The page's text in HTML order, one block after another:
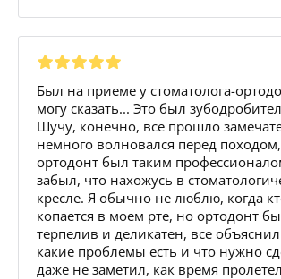
Был на приеме у стоматолога-
могу сказать... Это был
Шучу, конечно, все прошло
немного волновался перед
ортодонт был таким
забыл, что нахожусь в
кресле. Я обычно не люблю, когда
копается в моем рте, но ортодонт
терпелив и деликатен, все
какие проблемы есть и что нужно
даже не заметил, как время